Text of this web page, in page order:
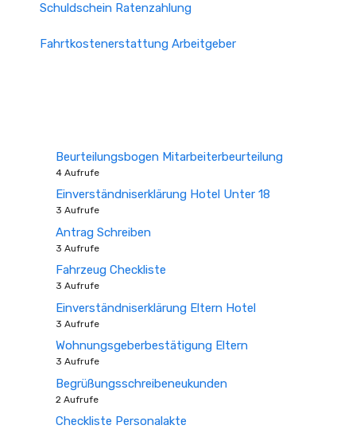
Schuldschein Ratenzahlung
Fahrtkostenerstattung Arbeitgeber
Beurteilungsbogen Mitarbeiterbeurteilung
4 Aufrufe
Einverständniserklärung Hotel Unter 18
3 Aufrufe
Antrag Schreiben
3 Aufrufe
Fahrzeug Checkliste
3 Aufrufe
Einverständniserklärung Eltern Hotel
3 Aufrufe
Wohnungsgeberbestätigung Eltern
3 Aufrufe
Begrüßungsschreibeneukunden
2 Aufrufe
Checkliste Personalakte